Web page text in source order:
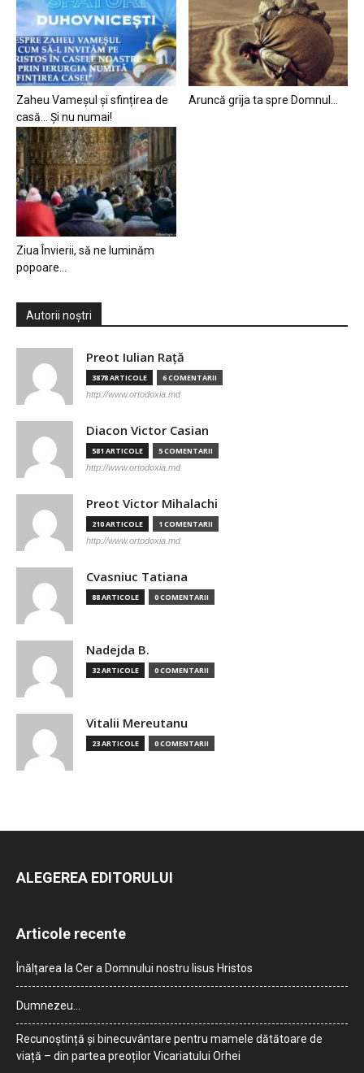
Zaheu Vameșul și sfințirea de
casă… Și nu numai!
Aruncă grija ta spre Domnul…
Ziua Învierii, să ne luminăm
popoare…
Autorii noștri
Preot Iulian Raţă
3878 ARTICOLE 6 COMENTARII
http://www.ortodoxia.md
Diacon Victor Casian
581 ARTICOLE 5 COMENTARII
http://www.ortodoxia.md
Preot Victor Mihalachi
210 ARTICOLE 1 COMENTARII
http://www.ortodoxia.md
Cvasniuc Tatiana
88 ARTICOLE 0 COMENTARII
Nadejda B.
32 ARTICOLE 0 COMENTARII
Vitalii Mereutanu
23 ARTICOLE 0 COMENTARII
ALEGEREA EDITORULUI
Articole recente
Înălțarea la Cer a Domnului nostru Iisus Hristos
Dumnezeu…
Recunoștință și binecuvântare pentru mamele dătătoare de
viață – din partea preoților Vicariatului Orhei